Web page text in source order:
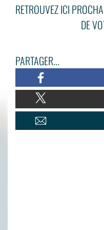
RETROUVEZ ICI
DE
PARTAGER...